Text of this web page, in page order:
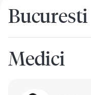
Bucuresti
Medici